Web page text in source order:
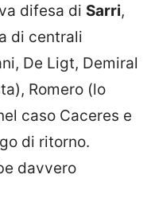
difesa di Sarri,
di centrali
De Ligt, Demiral
Romero (lo
caso Caceres e
di ritorno.
davvero